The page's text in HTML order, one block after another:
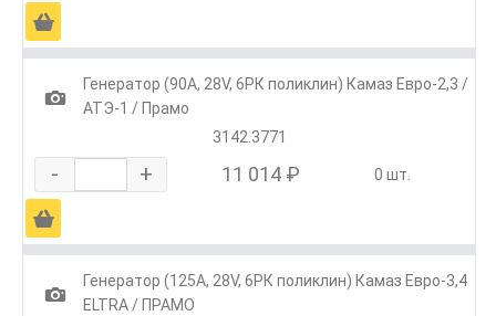
Ä
1
Генератор (90А, 28V, 6РК поликлин) Камаз Евро-2,3 /
АТЭ-1 / Прамо
3142.3771
- + 11 014 ₽ 0 шт.
Ä
1
Генератор (125А, 28V, 6РК поликлин) Камаз Евро-3,4
ELTRA / ПРАМО